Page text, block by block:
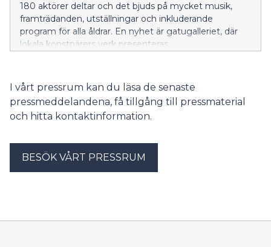
180 aktörer deltar och det bjuds på mycket musik,
framträdanden, utställningar och inkluderande
program för alla åldrar. En nyhet är gatugalleriet, där
lokala konstnärers verk presenteras.
I vårt pressrum kan du läsa de senaste
pressmeddelandena, få tillgång till pressmaterial
och hitta kontaktinformation.
BESÖK VÅRT PRESSRUM